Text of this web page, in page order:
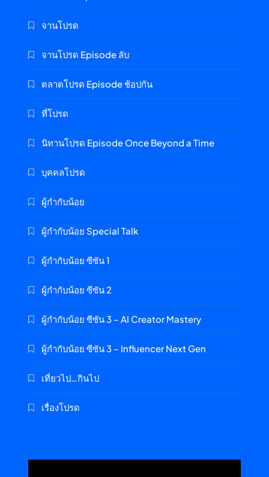
จานโปรด
จานโปรด Episode ลับ
ตลาดโปรด Episode ช้อปกัน
ที่โปรด
นิทานโปรด Episode Once Beyond a Time
บุคคลโปรด
ผู้กำกับน้อย
ผู้กำกับน้อย Special Talk
ผู้กำกับน้อย ซีซัน 1
ผู้กำกับน้อย ซีซัน 2
ผู้กำกับน้อย ซีซัน 3 – AI Creator Mastery
ผู้กำกับน้อย ซีซัน 3 – Influencer Next Gen
เที่ยวไป…กินไป
เรื่องโปรด